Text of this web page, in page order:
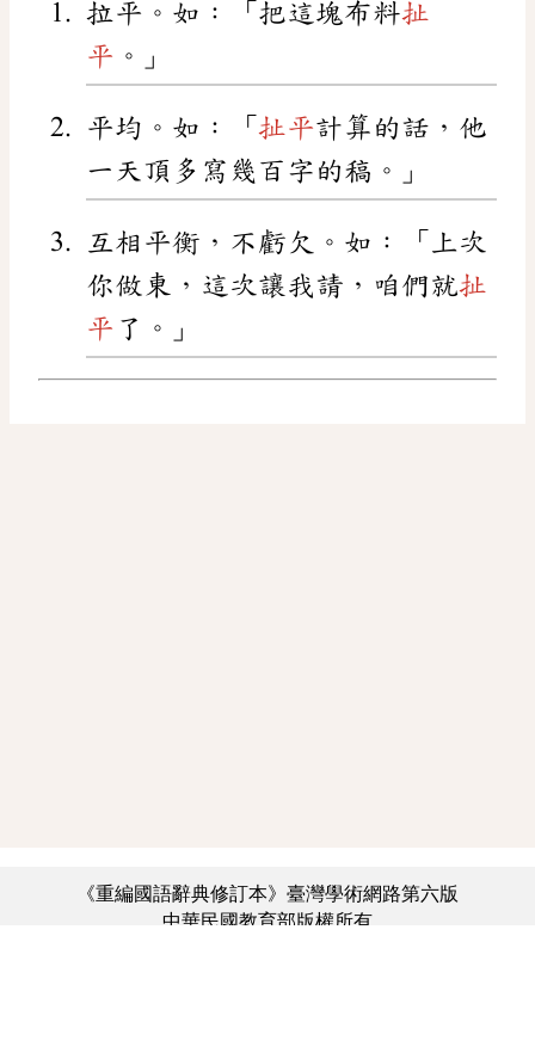
拉平。如：「把這塊布料扯
平 。」
平均。如：「 扯平計算的話，他
一天頂多寫幾百字的稿。」
互相平衡，不虧欠。如：「上次
你做東，這次讓我請，咱們就扯
平 了。」
《重編國語辭典修訂本》臺灣學術網路第六版
中華民國教育部版權所有